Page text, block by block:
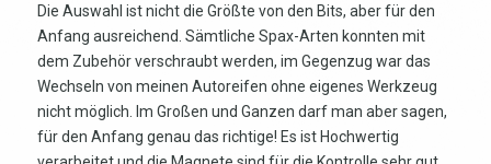
Die Auswahl ist nicht die Größte von den Bits, aber für den
Anfang ausreichend. Sämtliche Spax-Arten konnten mit
dem Zubehör verschraubt werden, im Gegenzug war das
Wechseln von meinen Autoreifen ohne eigenes Werkzeug
nicht möglich. Im Großen und Ganzen darf man aber sagen,
für den Anfang genau das richtige! Es ist Hochwertig